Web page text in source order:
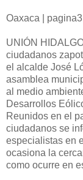
Oaxaca |
UNIÓN
ciudadanos
el alcalde José
asamblea
al medio
Desarrollos
Reunidos en el
ciudadanos se
especialistas en
ocasiona la
como ocurre en